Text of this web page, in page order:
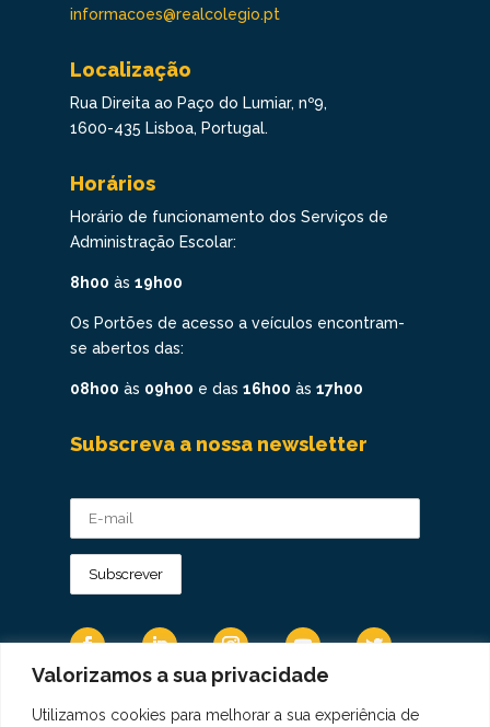
Valorizamos a sua privacidade
Utilizamos cookies para melhorar a sua experiência de
informacoes@realcolegio.pt
Localização
Rua Direita ao Paço do Lumiar, nº9,
1600-435 Lisboa, Portugal.
Horários
Horário de funcionamento dos Serviços de
Administração Escolar:
8h00 às 19h00
Os Portões de acesso a veículos encontram-
se abertos das:
08h00 às 09h00 e das 16h00 às 17h00
Subscreva a nossa newsletter